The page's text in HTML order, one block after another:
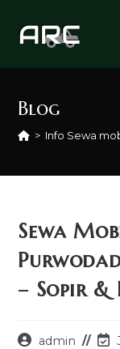
Blog
> Info Sewa
Sewa
– Sopir &
Postadmin